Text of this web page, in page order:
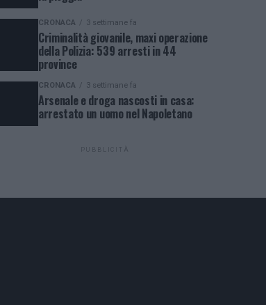
CRONACA 3 settimane fa
Criminalità giovanile, maxi operazione
della Polizia: 539 arresti in 44
province
CRONACA 3 settimane fa
Arsenale e droga nascosti in casa:
arrestato un uomo nel Napoletano
PUBBLICITÀ